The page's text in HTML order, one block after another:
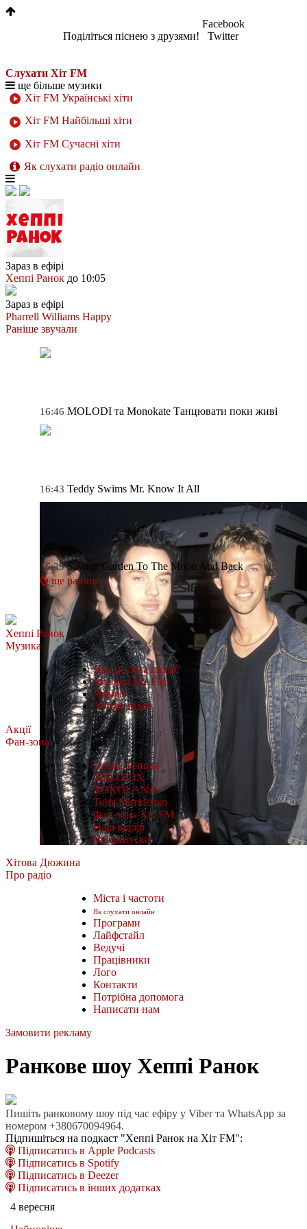
Поділіться піснею з друзями!
Facebook
Twitter
Слухати Хіт FM
ще більше музики
Хіт FM Українські хіти
Хіт FM Найбільші хіти
Хіт FM Сучасні хіти
Як слухати радіо онлайн
Зараз в ефірі
Хеппі Ранок до 10:05
Зараз в ефірі
Pharrell Williams Happy
Раніше звучали
16:46 MOLODI та Monokate Танцювати поки живі
16:43 Teddy Swims Mr. Know It All
16:39 Savage Garden To The Moon And Back
⌚ ще раніше
Хеппі Ранок
Музика
Яка це була пісня?
Музика Хіт FM
Афіша
Хітове відео
Акції
Фан-зона
Олена Тополя
MÉLOVIN
ROXOLANA
Тоня Матвієнко
Фан-зона Хіт FM.
Наш відбір
Всі випуски
Хітова Дюжина
Про радіо
Міста і частоти
Як слухати онлайн
Програми
Лайфстайл
Ведучі
Працівники
Лого
Контакти
Потрібна допомога
Написати нам
Замовити рекламу
Ранкове шоу Хеппі Ранок
Пишіть ранковому шоу під час ефіру у Viber та WhatsApp за
номером +380670094964.
Підпишіться на подкаст "Хеппі Ранок на Хіт FM":
Підписатись в Apple Podcasts
Підписатись в Spotify
Підписатись в Deezer
Підписатись в інших додатках
4 вересня